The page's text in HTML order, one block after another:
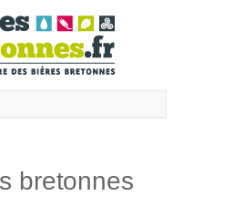
bretonnes